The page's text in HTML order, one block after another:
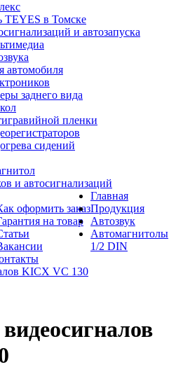
TEYES в Томске
и автозапуска
автомобиля
заднего вида
пленки
сидений
и автосигнализаций
оформить заказ
на товар
Главная
Продукция
Автозвук
Автомагнитолы
1/2 DIN